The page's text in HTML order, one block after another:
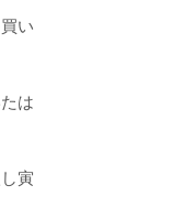
い
は
寅